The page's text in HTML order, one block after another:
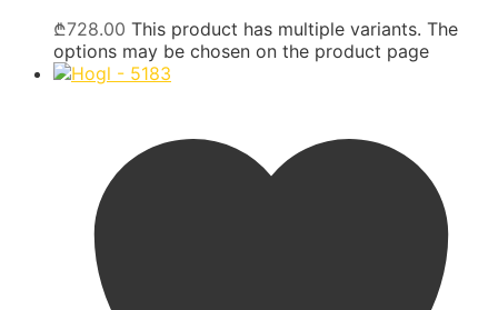
₾728.00 This product has multiple variants. The
options may be chosen on the product page